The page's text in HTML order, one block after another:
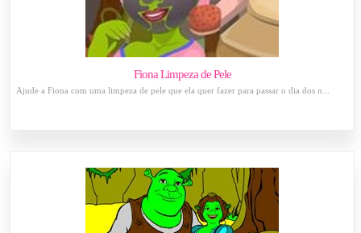
Fiona Limpeza de Pele
Ajude a Fiona com uma limpeza de pele que ela quer fazer para passar o dia dos n...